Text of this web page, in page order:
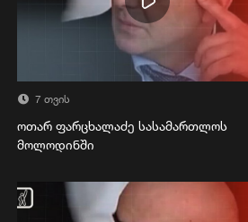
7 თვის
ოთარ ფარცხალაძე სასამართლოს
მოლოდინში